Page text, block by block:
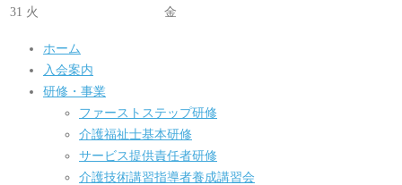
31 火 金
ホーム
入会案内
研修・事業
ファーストステップ研修
介護福祉士基本研修
サービス提供責任者研修
介護技術講習指導者養成講習会